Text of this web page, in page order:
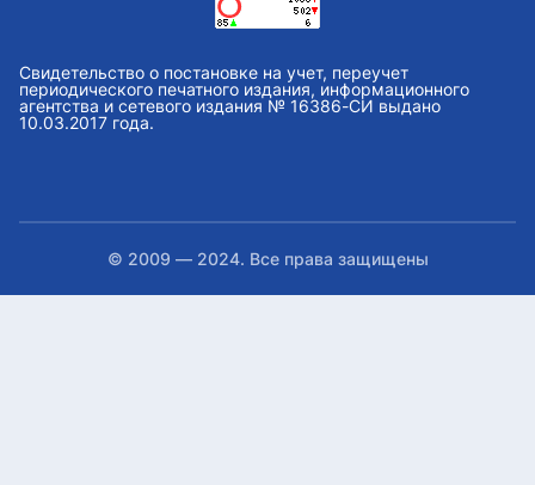
Свидетельство о постановке на учет, переучет
периодического печатного издания, информационного
агентства и сетевого издания № 16386-СИ выдано
10.03.2017 года.
© 2009 — 2024. Все права защищены